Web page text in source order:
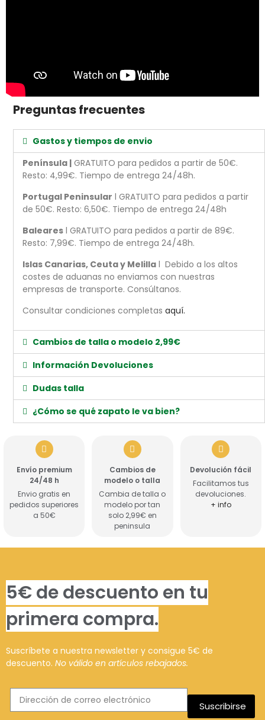
Preguntas frecuentes
Gastos y tiempos de envio
Península | GRATUITO para pedidos a partir de 50€.
Resto: 4,99€. Tiempo de entrega 24/48h.
Portugal Peninsular l GRATUITO para pedidos a partir
de 50€. Resto: 6,50€. Tiempo de entrega 24/48h
Baleares l GRATUITO para pedidos a partir de 89€.
Resto: 7,99€. Tiempo de entrega 24/48h.
Islas Canarias, Ceuta y Melilla l Debido a los altos
costes de aduanas no enviamos con nuestras
empresas de transporte. Consúltanos.
Consultar condiciones completasaquí.
Cambios de talla o modelo 2,99€
Información Devoluciones
Dudas talla
¿Cómo se qué zapato le va bien?
Envío premium
24/48 h
Envio gratis en
pedidos superiores
a 50€
Cambios de
modelo o talla
Cambia de talla o
modelo por tan
solo 2,99€ en
peninsula
Devolución fácil
Facilitamos tus
devoluciones.
+ info
5€ de descuento en tu
primera compra.
Suscríbete a nuestra newsletter y consigue 5€ de
descuento. No válido en artículos rebajados.
Suscribirse